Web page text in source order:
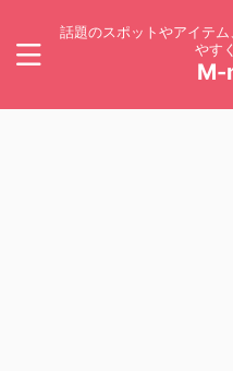
話題のスポットやアイテ
やす
M-